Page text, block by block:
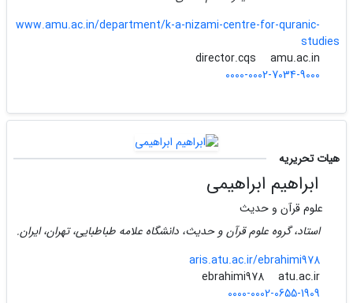
www.amu.ac.in/department/k-a-nizami-centre-for-quranic-
studies
amu.ac.in
0000-0002-7034-9000
هیات تحریریه
ابراهیم ابراهیمی
علوم قرآن و حدیث
استاد، گروه علوم قرآن و حدیث، دانشگاه علامه طباطبایی، تهران، ایران.
aris.atu.ac.ir/ebrahimi978
ebrahimi978
atu.ac.ir
0000-0002-0655-1909